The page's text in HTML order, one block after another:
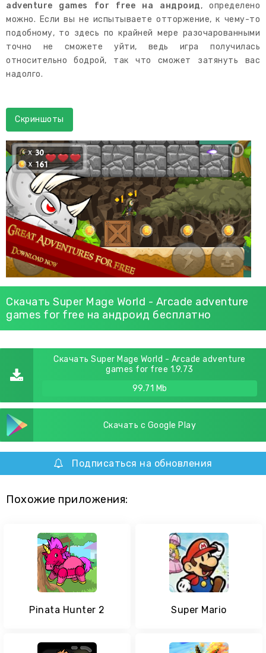
adventure games for free на андроид, определено
можно. Если вы не испытываете отторжение, к чему-то
подобному, то здесь по крайней мере разочарованными
точно не сможете уйти, ведь игра получилась
относительно бодрой, так что сможет затянуть вас
надолго.
Скриншоты
Скачать Super Mage World - Arcade adventure
games for free на андроид бесплатно
Скачать Super Mage World - Arcade adventure
games for free 1.9.73
99.71 Mb
Скачать с Google Play
Подписаться на обновления
Похожие приложения:
Pinata Hunter 2 Super Mario